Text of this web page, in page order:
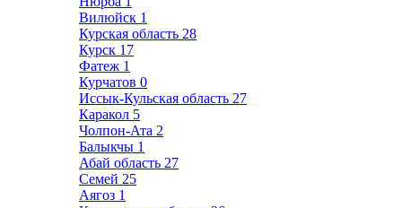
Вилюйск 1
Курская область 28
Курск 17
Фатеж 1
Курчатов 0
Иссык-Кульская область 27
Каракол 5
Чолпон-Ата 2
Балыкчы 1
Абай область 27
Семей 25
Аягоз 1